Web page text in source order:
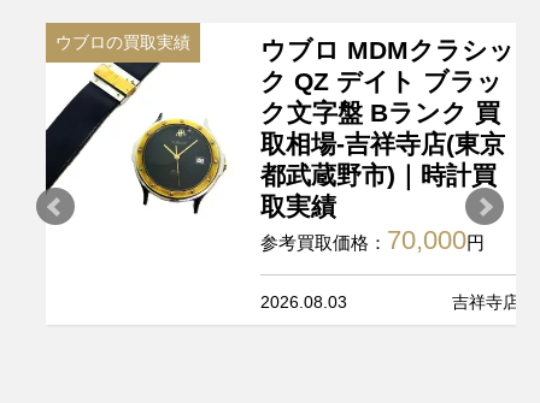
ウブロの買取実績
ウブロ MDMクラシッ
ク QZ デイト ブラッ
ク文字盤 Bランク 買
取相場-吉祥寺店(東京
都武蔵野市)｜時計買
取実績
参考買取価格： 70,000円
2026.08.03 吉祥寺店